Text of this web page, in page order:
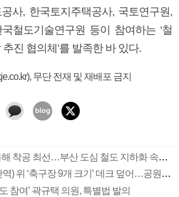
사, 한국토지주택공사, 국토연구원,
철도기술연구원 등이 참여하는 ‘철
진 협의체’를 발족한 바 있다.
무단 전재 및 재배포 금지
“가덕신공항 부지 올해 착공 최선…부산 도심 철도 지하화 속도낼 것”(종합)
철도(부산진역~부산역) 위 ‘축구장 9개 크기’ 데크 덮어…공원·상가 등 조성(종합)
참여’ 곽규택 의원, 특별법 발의